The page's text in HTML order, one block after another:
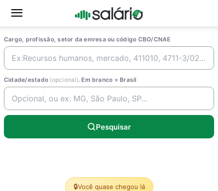
Cargo, profissão, setor da emresa ou código CBO/CNAE
Cidade/estado (opcional). Em branco = Brasil
Pesquisar
🔒Você quase chegou lá